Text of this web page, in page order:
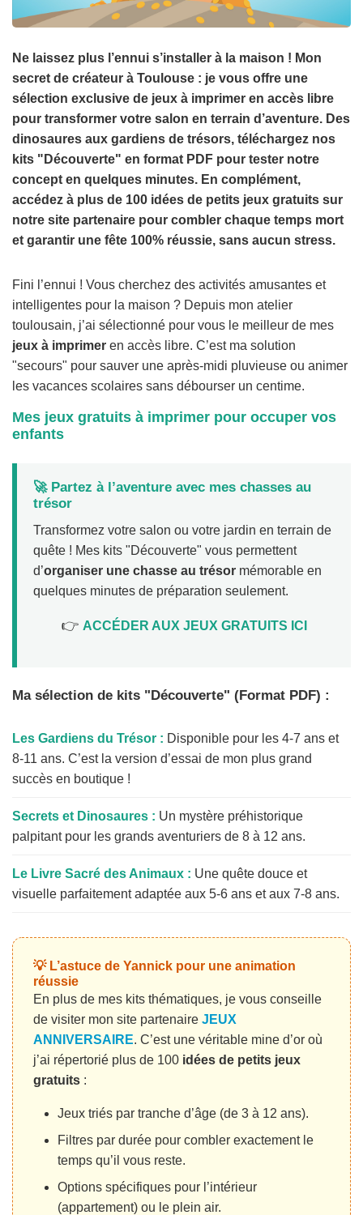
Ne laissez plus l’ennui s’installer à la maison ! Mon
secret de créateur à Toulouse : je vous offre une
sélection exclusive de jeux à imprimer en accès libre
pour transformer votre salon en terrain d’aventure. Des
dinosaures aux gardiens de trésors, téléchargez nos
kits "Découverte" en format PDF pour tester notre
concept en quelques minutes. En complément,
accédez à plus de 100 idées de petits jeux gratuits sur
notre site partenaire pour combler chaque temps mort
et garantir une fête 100% réussie, sans aucun stress.
Fini l’ennui ! Vous cherchez des activités amusantes et
intelligentes pour la maison ? Depuis mon atelier
toulousain, j’ai sélectionné pour vous le meilleur de mes
jeux à imprimer en accès libre. C’est ma solution
"secours" pour sauver une après-midi pluvieuse ou animer
les vacances scolaires sans débourser un centime.
Mes jeux gratuits à imprimer pour occuper vos
enfants
🚀 Partez à l’aventure avec mes chasses au
trésor
Transformez votre salon ou votre jardin en terrain de
quête ! Mes kits "Découverte" vous permettent
d’organiser une chasse au trésor mémorable en
quelques minutes de préparation seulement.
👉 ACCÉDER AUX JEUX GRATUITS ICI
Ma sélection de kits "Découverte" (Format PDF) :
Les Gardiens du Trésor : Disponible pour les 4-7 ans et
8-11 ans. C’est la version d’essai de mon plus grand
succès en boutique !
Secrets et Dinosaures : Un mystère préhistorique
palpitant pour les grands aventuriers de 8 à 12 ans.
Le Livre Sacré des Animaux : Une quête douce et
visuelle parfaitement adaptée aux 5-6 ans et aux 7-8 ans.
💡 L’astuce de Yannick pour une animation
réussie
En plus de mes kits thématiques, je vous conseille
de visiter mon site partenaire JEUX
ANNIVERSAIRE. C’est une véritable mine d’or où
j’ai répertorié plus de 100 idées de petits jeux
gratuits :
Jeux triés par tranche d’âge (de 3 à 12 ans).
Filtres par durée pour combler exactement le
temps qu’il vous reste.
Options spécifiques pour l’intérieur
(appartement) ou le plein air.